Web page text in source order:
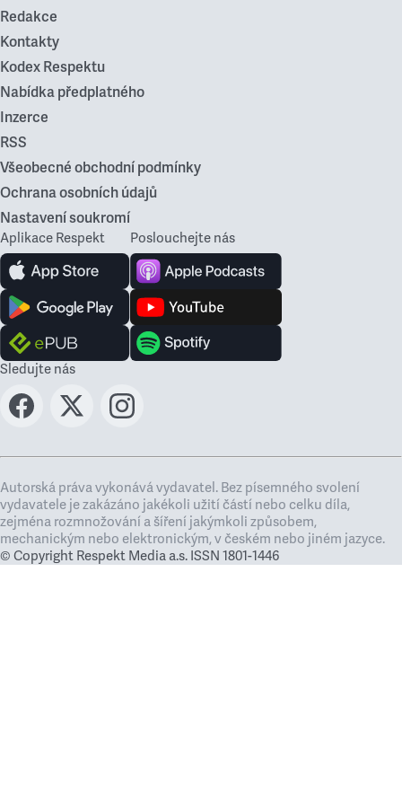
Redakce
Kontakty
Kodex Respektu
Nabídka předplatného
Inzerce
RSS
Všeobecné obchodní podmínky
Ochrana osobních údajů
Nastavení soukromí
Aplikace Respekt Poslouchejte nás
Sledujte nás
Autorská práva vykonává vydavatel. Bez písemného svolení
vydavatele je zakázáno jakékoli užití částí nebo celku díla,
zejména rozmnožování a šíření jakýmkoli způsobem,
mechanickým nebo elektronickým, v českém nebo jiném jazyce.
© Copyright Respekt Media a.s. ISSN 1801-1446